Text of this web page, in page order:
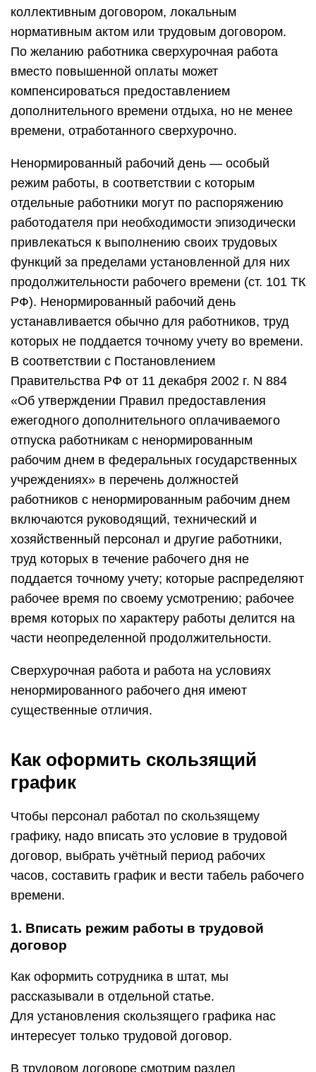
коллективным договором, локальным
нормативным актом или трудовым договором.
По желанию работника сверхурочная работа
вместо повышенной оплаты может
компенсироваться предоставлением
дополнительного времени отдыха, но не менее
времени, отработанного сверхурочно.
Ненормированный рабочий день — особый
режим работы, в соответствии с которым
отдельные работники могут по распоряжению
работодателя при необходимости эпизодически
привлекаться к выполнению своих трудовых
функций за пределами установленной для них
продолжительности рабочего времени (ст. 101 ТК
РФ). Ненормированный рабочий день
устанавливается обычно для работников, труд
которых не поддается точному учету во времени.
В соответствии с Постановлением
Правительства РФ от 11 декабря 2002 г. N 884
«Об утверждении Правил предоставления
ежегодного дополнительного оплачиваемого
отпуска работникам с ненормированным
рабочим днем в федеральных государственных
учреждениях» в перечень должностей
работников с ненормированным рабочим днем
включаются руководящий, технический и
хозяйственный персонал и другие работники,
труд которых в течение рабочего дня не
поддается точному учету; которые распределяют
рабочее время по своему усмотрению; рабочее
время которых по характеру работы делится на
части неопределенной продолжительности.
Сверхурочная работа и работа на условиях
ненормированного рабочего дня имеют
существенные отличия.
Как оформить скользящий
график
Чтобы персонал работал по скользящему
графику, надо вписать это условие в трудовой
договор, выбрать учётный период рабочих
часов, составить график и вести табель рабочего
времени.
1. Вписать режим работы в трудовой
договор
Как оформить сотрудника в штат, мы
рассказывали в отдельной статье.
Для установления скользящего графика нас
интересует только трудовой договор.
В трудовом договоре смотрим раздел